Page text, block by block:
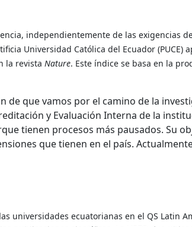
independientemente de las exigencias
Universidad Católica del Ecuador (PUCE)
la revista Nature. Este índice se basa en la
de que vamos por el camino de la
y Evaluación Interna de la
tienen procesos más pausados. Su
que tienen en el país.
universidades ecuatorianas en el QS Latin